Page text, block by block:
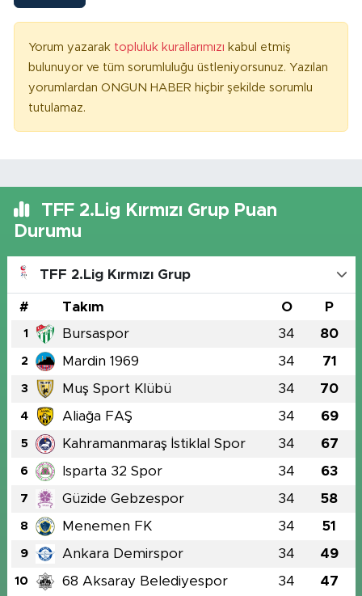
Yorum yazarak topluluk kurallarımızı kabul etmiş
bulunuyor ve tüm sorumluluğu üstleniyorsunuz. Yazılan
yorumlardan ONGUN HABER hiçbir şekilde sorumlu
tutulamaz.
TFF 2.Lig Kırmızı Grup Puan
Durumu
TFF 2.Lig Kırmızı Grup
# Takım O P
1 Bursaspor 34 80
2 Mardin 1969 34 71
3 Muş Sport Klübü 34 70
4 Aliağa FAŞ 34 69
5 Kahramanmaraş İstiklal Spor 34 67
6 Isparta 32 Spor 34 63
7 Güzide Gebzespor 34 58
8 Menemen FK 34 51
9 Ankara Demirspor 34 49
10 68 Aksaray Belediyespor 34 47